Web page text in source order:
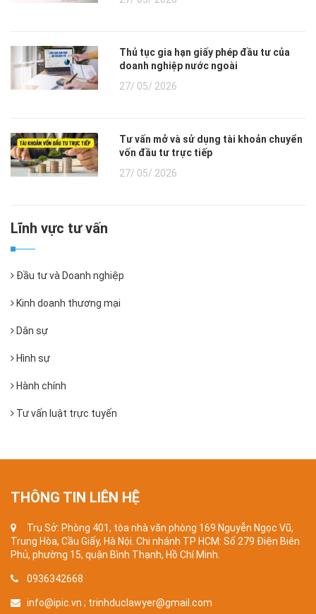
Thủ tục gia hạn giấy phép đầu tư của
doanh nghiệp nước ngoài
27/ 05/ 2026
Tư vấn mở và sử dụng tài khoản chuyển
vốn đầu tư trực tiếp
27/ 05/ 2026
Lĩnh vực tư vấn
Đầu tư và Doanh nghiệp
Kinh doanh thương mại
Dân sự
Hình sự
Hành chính
Tư vấn luật trực tuyến
THÔNG TIN LIÊN HỆ
Trụ Sở: Phòng 401, tòa nhà văn phòng 169 Nguyễn Ngọc Vũ,
Trung Hòa, Cầu Giấy, Hà Nội. Chi nhánh TP HCM: Số 279 Điện Biên
Phủ, phường 15, quận Bình Thạnh, Hồ Chí Minh.
0936342668
info@ipic.vn ; trinhduclawyer@gmail.com